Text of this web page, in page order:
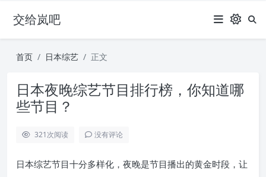
交给岚吧
首页 日本综艺 正文
日本夜晚综艺节目排行榜，你知道哪
些节目？
321次阅读 没有评论
日本综艺节目十分多样化，夜晚是节目播出的黄金时段，让